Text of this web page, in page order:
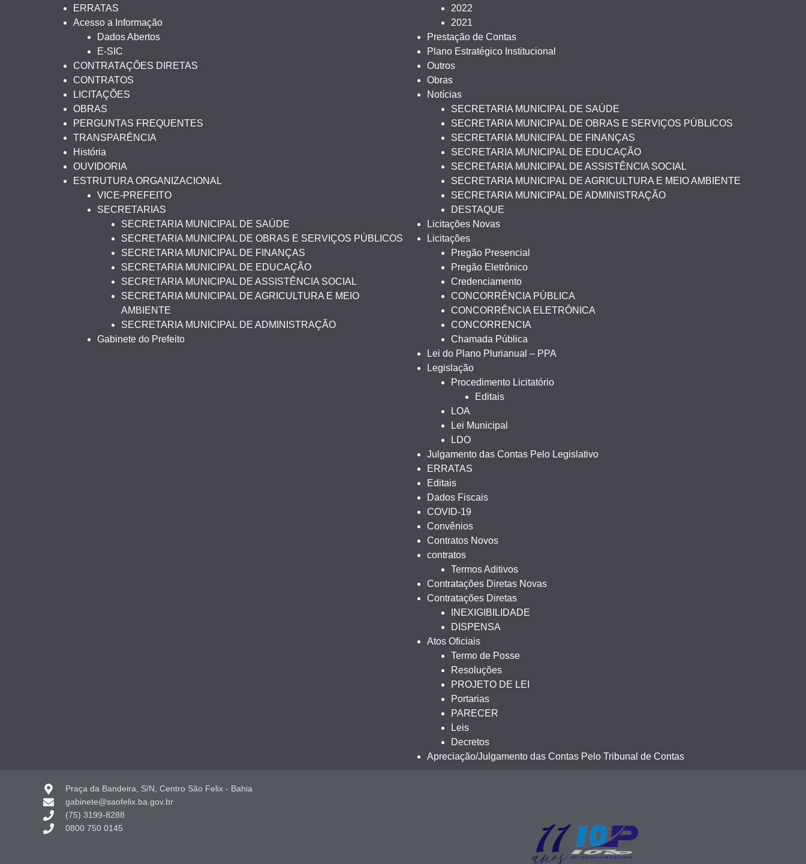
ERRATAS
Acesso a Informação
Dados Abertos
E-SIC
CONTRATAÇÕES DIRETAS
CONTRATOS
LICITAÇÕES
OBRAS
PERGUNTAS FREQUENTES
TRANSPARÊNCIA
História
OUVIDORIA
ESTRUTURA ORGANIZACIONAL
VICE-PREFEITO
SECRETARIAS
SECRETARIA MUNICIPAL DE SAÚDE
SECRETARIA MUNICIPAL DE OBRAS E SERVIÇOS PÚBLICOS
SECRETARIA MUNICIPAL DE FINANÇAS
SECRETARIA MUNICIPAL DE EDUCAÇÃO
SECRETARIA MUNICIPAL DE ASSISTÊNCIA SOCIAL
SECRETARIA MUNICIPAL DE AGRICULTURA E MEIO
AMBIENTE
SECRETARIA MUNICIPAL DE ADMINISTRAÇÃO
Gabinete do Prefeito
2022
2021
Prestação de Contas
Plano Estratégico Institucional
Outros
Obras
Notícias
SECRETARIA MUNICIPAL DE SAÚDE
SECRETARIA MUNICIPAL DE OBRAS E SERVIÇOS PÚBLICOS
SECRETARIA MUNICIPAL DE FINANÇAS
SECRETARIA MUNICIPAL DE EDUCAÇÃO
SECRETARIA MUNICIPAL DE ASSISTÊNCIA SOCIAL
SECRETARIA MUNICIPAL DE AGRICULTURA E MEIO AMBIENTE
SECRETARIA MUNICIPAL DE ADMINISTRAÇÃO
DESTAQUE
Licitações Novas
Licitações
Pregão Presencial
Pregão Eletrônico
Credenciamento
CONCORRÊNCIA PÚBLICA
CONCORRÊNCIA ELETRÔNICA
CONCORRENCIA
Chamada Pública
Lei do Plano Plurianual – PPA
Legislação
Procedimento Licitatório
Editais
LOA
Lei Municipal
LDO
Julgamento das Contas Pelo Legislativo
ERRATAS
Editais
Dados Fiscais
COVID-19
Convênios
Contratos Novos
contratos
Termos Aditivos
Contratações Diretas Novas
Contratações Diretas
INEXIGIBILIDADE
DISPENSA
Atos Oficiais
Termo de Posse
Resoluções
PROJETO DE LEI
Portarias
PARECER
Leis
Decretos
Apreciação/Julgamento das Contas Pelo Tribunal de Contas
Praça da Bandeira, S/N, Centro São Felix - Bahia
gabinete@saofelix.ba.gov.br
(75) 3199-8288
0800 750 0145